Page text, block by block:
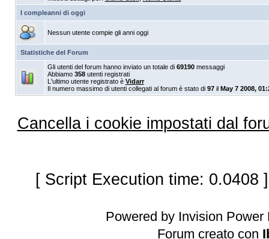
I compleanni di oggi
Nessun utente compie gli anni oggi
Statistiche del Forum
Gli utenti del forum hanno inviato un totale di 69190messaggi
Abbiamo 358utenti registrati
L'ultimo utente registrato è Vidarr
Il numero massimo di utenti collegati al forum è stato di 97il May 7 2008,
Cancella i cookie impostati dal
[ Script Execution time:
Powered by Invision
Forum creato con